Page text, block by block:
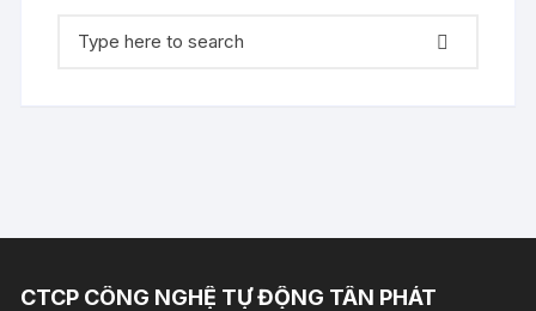
kiếm:
CTCP CÔNG NGHỆ TỰ ĐỘNG TÂN PHÁT